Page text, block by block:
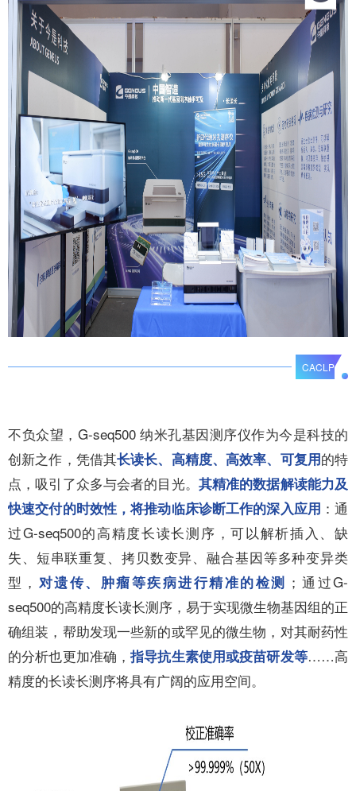
CACLP
不负众望，G-seq500 纳米孔基因测序仪作为今是科技的
创新之作，凭借其长读长、高精度、高效率、可复用的特
点，吸引了众多与会者的目光。 其精准的数据解读能力及
快速交付的时效性，将推动临床诊断工作的深入应用 ：通
过G-seq500的高精度长读长测序，可以解析插入、缺
失、短串联重复、拷贝数变异、融合基因等多种变异类
型， 对遗传、肿瘤等疾病进行精准的检测 ；通过G-
seq500的高精度长读长测序，易于实现微生物基因组的正
确组装，帮助发现一些新的或罕见的微生物，对其耐药性
的分析也更加准确，指导抗生素使用或疫苗研发等……高
精度的长读长测序将具有广阔的应用空间。